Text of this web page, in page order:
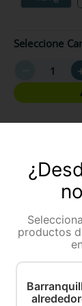
Seleccione
dental,
productos